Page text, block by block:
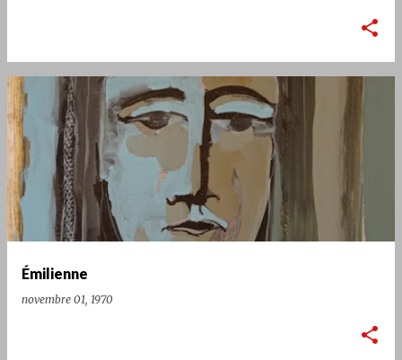
Émilienne
novembre 01, 1970